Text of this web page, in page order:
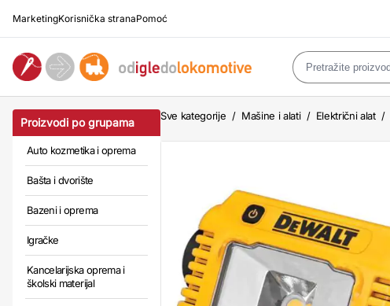
MarketingKorisnička stranaPomoć
Proizvodi po grupama
Auto kozmetika i oprema
Bašta i dvorište
Bazeni i oprema
Igračke
Kancelarijska oprema i
školski materijal
Sve kategorije / Mašine i alati / Električni alat /